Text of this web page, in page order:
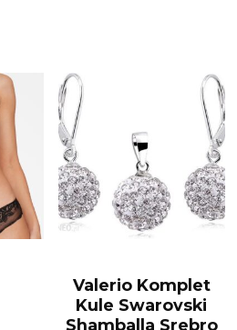
Valerio Komplet
Kule Swarovski
Shamballa Srebro